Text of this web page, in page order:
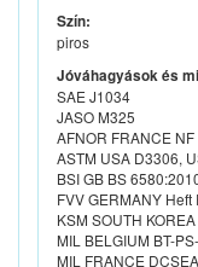
Szín:
piros
Jóváhagyások és
SAE J1034
JASO M325
AFNOR FRANCE
ASTM USA D3306,
BSI GB BS
FVV GERMANY Heft
KSM SOUTH
MIL BELGIUM BT-
MIL FRANCE